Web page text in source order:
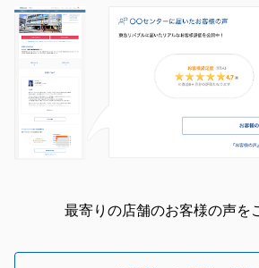
最寄りの店舗のお客様の声を